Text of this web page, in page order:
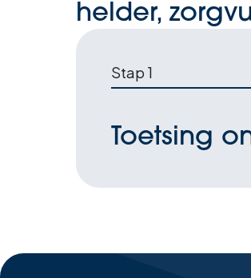
helder,
Stap 1
Toetsing